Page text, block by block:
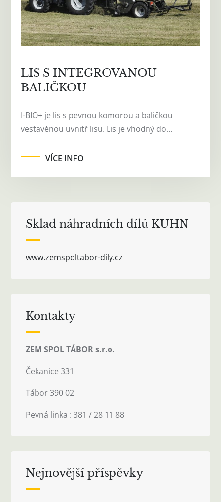
LIS S INTEGROVANOU
BALIČKOU
I-BIO+ je lis s pevnou komorou a baličkou
vestavěnou uvnitř lisu. Lis je vhodný do…
VÍCE INFO
Sklad náhradních dílů KUHN
www.zemspoltabor-dily.cz
Kontakty
ZEM SPOL TÁBOR s.r.o.
Čekanice 331
Tábor 390 02
Pevná linka : 381 / 28 11 88
Nejnovější příspěvky